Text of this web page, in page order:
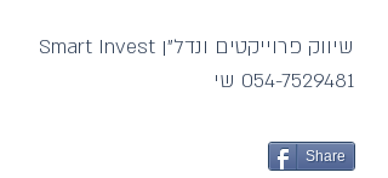
שיווק פרוייקטים ונדל"ן Smart Invest
054-7529481 שי
Share